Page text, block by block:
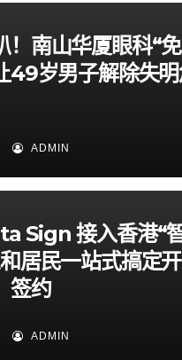
！南山华厦眼科“
49岁男子解除失
ADMIN
Sign 接入香港“
居民一站式搞定开
签约
ADMIN